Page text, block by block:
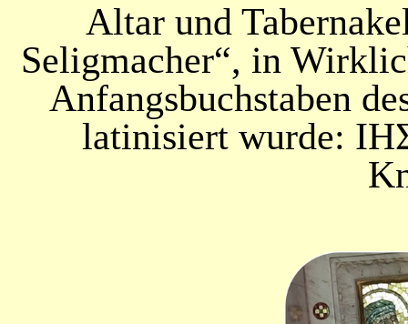
Altar und
Seligmacher“, in
Anfangsbuchstaben
latinisiert wurde: